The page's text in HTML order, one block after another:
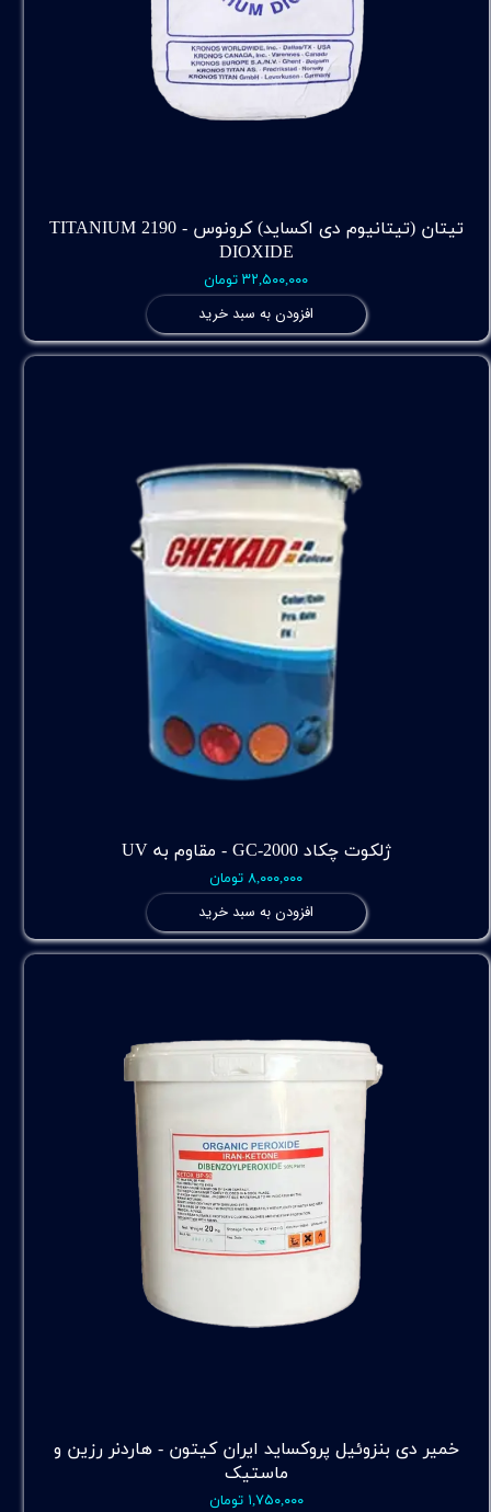
تیتان (تیتانیوم دی اکساید) کرونوس - 2190 TITANIUM
DIOXIDE
۳۲,۵۰۰,۰۰۰ تومان
افزودن به سبد خرید
ژلکوت چکاد GC-2000 - مقاوم به UV
۸,۰۰۰,۰۰۰ تومان
افزودن به سبد خرید
خمیر دی بنزوئیل پروکساید ایران کیتون - هاردنر رزین و
ماستیک
۱,۷۵۰,۰۰۰ تومان